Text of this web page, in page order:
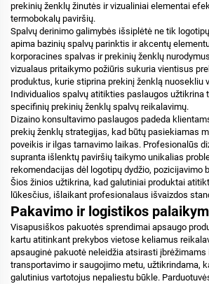
prekinių ženklų žinutės ir vizualiniai elementai
termobokalų paviršių.
Spalvų derinimo galimybės išsiplėtė ne tik
apima bazinių spalvų parinktis ir akcentų
korporacines spalvas ir prekinių ženklų
vizualaus pritaikymo požiūris sukuria vientisus
produktus, kurie stiprina prekinį ženklą nuosekliu
Individualios spalvų atitikties paslaugos užtikrina
specifinių prekinių ženklų spalvų reikalavimų.
Dizaino konsultavimo paslaugos padeda
prekių ženklų strategijas, kad būtų pasiekiamas
poveikis ir ilgas tarnavimo laikas. Profesionalūs
supranta išlenktų paviršių taikymo unikalias
rekomendacijas dėl logotipų dydžio, pozicijavimo
Šios žinios užtikrina, kad galutiniai produktai
lūkesčius, išlaikant profesionalaus išvaizdos
Pakavimo ir logistikos
Visapusiškos pakuotės sprendimai apsaugo
kartu atitinkant prekybos vietose keliamus
apsauginė pakuotė neleidžia atsirasti įbrėžimams
transportavimo ir saugojimo metu, užtikrindama,
galutinius vartotojus nepaliestu būkle.